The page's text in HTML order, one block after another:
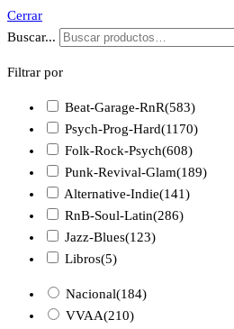
Cerrar
Buscar...
Filtrar por
Beat-Garage-RnR(583)
Psych-Prog-Hard(1170)
Folk-Rock-Psych(608)
Punk-Revival-Glam(189)
Alternative-Indie(141)
RnB-Soul-Latin(286)
Jazz-Blues(123)
Libros(5)
Nacional(184)
VVAA(210)